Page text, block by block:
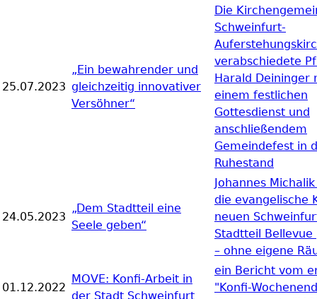
25.07.2023
„Ein bewahrender und
gleichzeitig innovativer
Versöhner“
Die
Schweinfurt-
verabschiedete
Harald Deininger
einem festlichen
Gottesdienst und
anschließendem
Gemeindefest in
Ruhestand
24.05.2023
„Dem Stadtteil eine
Seele geben“
Johannes
die evangelische
neuen
Stadtteil Bellevue
– ohne eigene
01.12.2022
MOVE: Konfi-Arbeit in
der Stadt Schweinfurt
ein Bericht vom
"Konfi-